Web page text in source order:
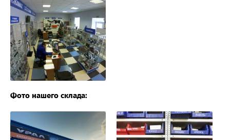
Фото нашего склада: